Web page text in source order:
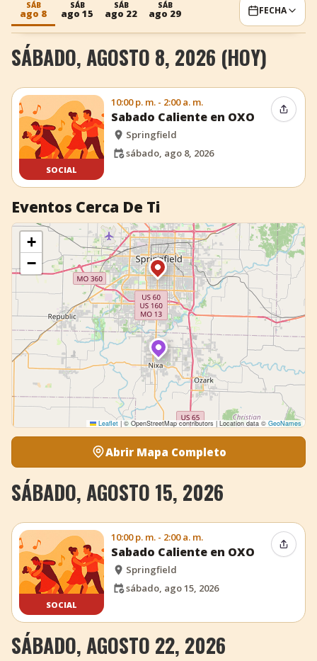
+ Añadir evento
SÁB
ago 8
SÁB
ago 15
SÁB
ago 22
SÁB
ago 29 FECHA
SÁBADO, AGOSTO 8, 2026 (HOY)
SOCIAL
10:00 p. m. - 2:00 a. m.
Sabado Caliente en OXO
Springfield
sábado, ago 8, 2026
Eventos Cerca De Ti
+
−
Leaflet |© OpenStreetMap contributors | Location data © GeoNames
Abrir Mapa Completo
SÁBADO, AGOSTO 15, 2026
SOCIAL
10:00 p. m. - 2:00 a. m.
Sabado Caliente en OXO
Springfield
sábado, ago 15, 2026
SÁBADO, AGOSTO 22, 2026